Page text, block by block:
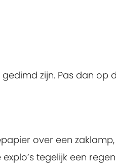
zijn. Pas dan op
over een zaklamp,
tegelijk een